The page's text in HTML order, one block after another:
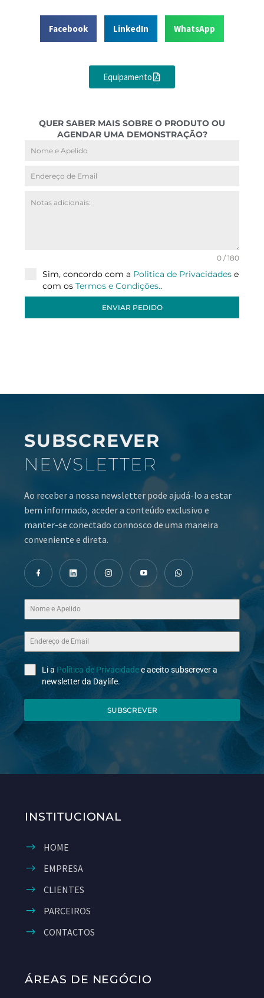
Facebook LinkedIn WhatsApp
Equipamento
QUER SABER MAIS SOBRE O PRODUTO OU
AGENDAR UMA DEMONSTRAÇÃO?
0 / 180
Sim, concordo com a Politica de Privacidades e
com os Termos e Condições..
ENVIAR PEDIDO
SUBSCREVER
NEWSLETTER
Ao receber a nossa newsletter pode ajudá-lo a estar
bem informado, aceder a conteúdo exclusivo e
manter-se conectado connosco de uma maneira
conveniente e direta.
Li a Política de Privacidadee aceito subscrever a
newsletter da Daylife.
SUBSCREVER
INSTITUCIONAL
HOME
EMPRESA
CLIENTES
PARCEIROS
CONTACTOS
ÁREAS DE NEGÓCIO